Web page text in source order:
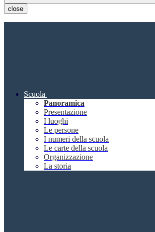
close
Scuola
Panoramica
Presentazione
I luoghi
Le persone
I numeri della scuola
Le carte della scuola
Organizzazione
La storia